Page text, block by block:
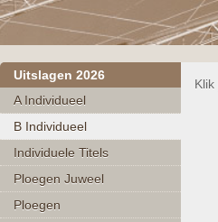
Uitslagen 2026
A Individueel
B Individueel
Individuele Titels
Ploegen Juweel
Ploegen
Klik